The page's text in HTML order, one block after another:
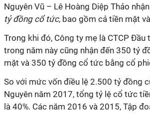
Nguyên Vũ – Lê Hoàng Diệp Thảo
tỷ đồng cổ tức, bao gồm cả tiền mặt
Trong khi đó, Công ty mẹ là CTCP Đầu
trong năm này cũng nhận đến 350 tỷ
mặt và 350 tỷ đồng cổ tức bằng cổ
So với mức vốn điều lệ 2.500 tỷ đồng
Nguyên năm 2017, tổng tỷ lệ cổ tức
là 40%. Các năm 2016 và 2015, Tập